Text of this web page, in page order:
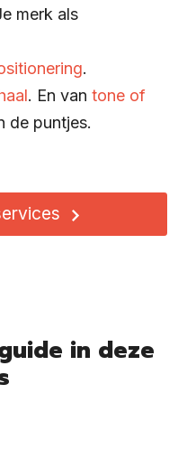
merk als
.
. En van tone of
de puntjes.
in deze